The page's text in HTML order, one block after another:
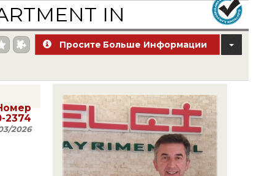
IN
Просите Больше Информации
2374
2026